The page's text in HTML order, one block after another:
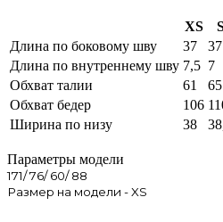
XS
Длина по боковому шву
37 37
Длина по внутреннему шву 7,5 7
Обхват талии
61 65
Обхват бедер
106
Ширина по низу
38
Параметры модели
171/ 76/ 60/ 88
Размер на модели - XS